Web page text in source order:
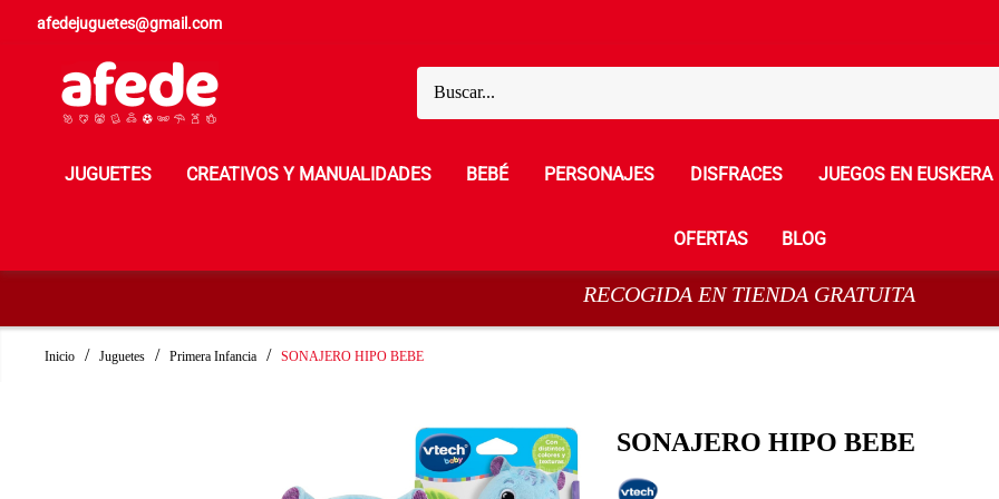
afedejuguetes@gmail.com
JUGUETES CREATIVOS Y MANUALIDADES BEBÉ PERSONAJES DISFRACES JUEGOS EN EUSKERA
OFERTAS BLOG
RECOGIDA EN TIENDA GRATUITA
Inicio Juguetes Primera Infancia SONAJERO HIPO BEBE
SONAJERO HIPO BEBE